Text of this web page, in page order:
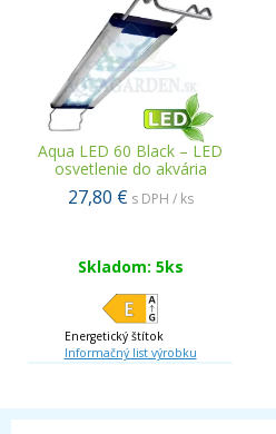
Aqua LED 60 Black – LED
osvetlenie do akvária
27,80 € s DPH / ks
Skladom: 5ks
Energetický štítok
Informačný list výrobku